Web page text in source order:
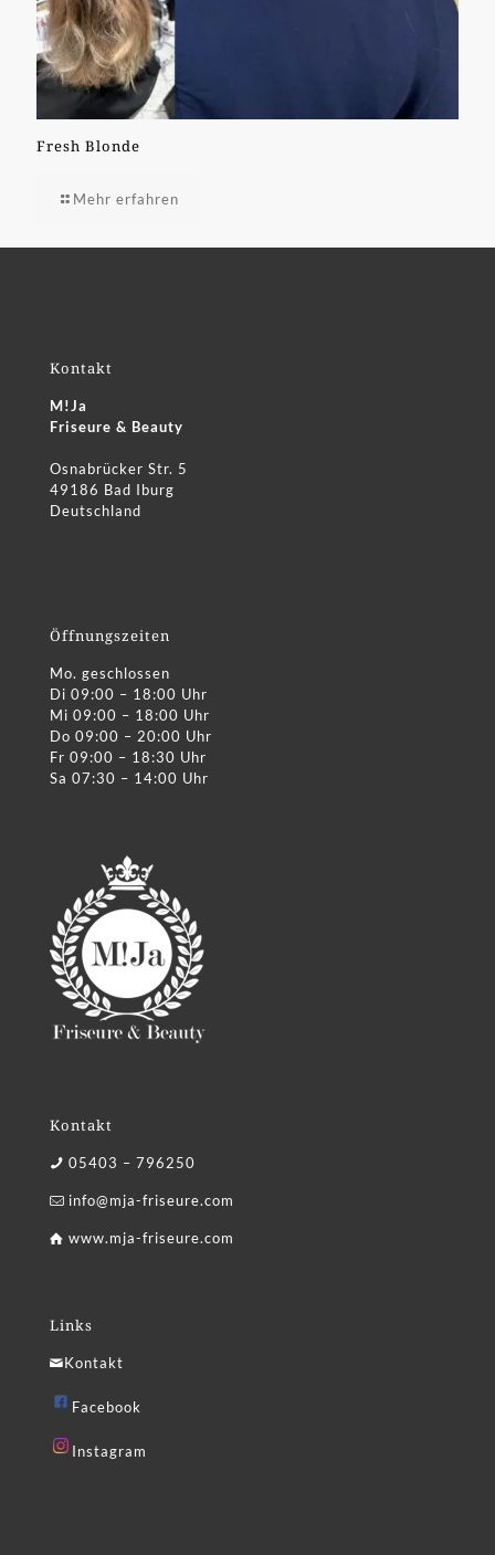
Fresh Blonde
Mehr erfahren
Kontakt
M!Ja
Friseure & Beauty
Osnabrücker Str. 5
49186 Bad Iburg
Deutschland
Öffnungszeiten
Mo. geschlossen
Di 09:00 – 18:00 Uhr
Mi 09:00 – 18:00 Uhr
Do 09:00 – 20:00 Uhr
Fr 09:00 – 18:30 Uhr
Sa 07:30 – 14:00 Uhr
Kontakt
05403 – 796250
info@mja-friseure.com
www.mja-friseure.com
Links
Kontakt
Facebook
Instagram